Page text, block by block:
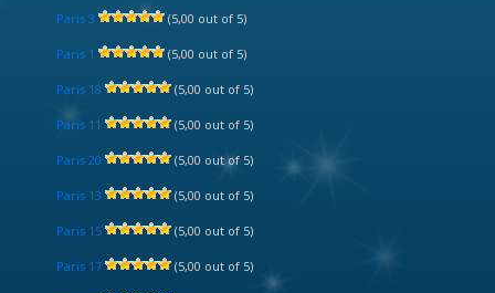
Paris 3 (5,00 out of 5)
Paris 1 (5,00 out of 5)
Paris 18 (5,00 out of 5)
Paris 11 (5,00 out of 5)
Paris 20 (5,00 out of 5)
Paris 13 (5,00 out of 5)
Paris 15 (5,00 out of 5)
Paris 17 (5,00 out of 5)